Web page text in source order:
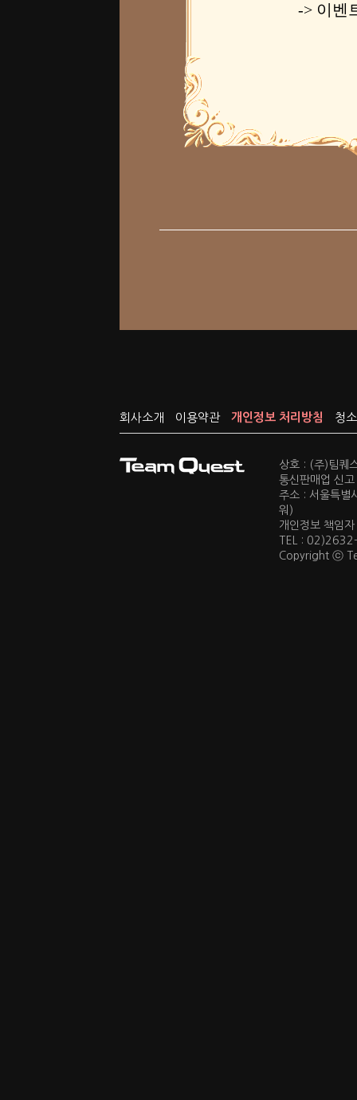
-> 이벤
회사소개 이용약관 개인정보 처리방침 청
상호 : (주)팀퀘
통신판매업 신
주소 : 서울특
워)
개인정보 책
TEL :
Copyright ⓒ